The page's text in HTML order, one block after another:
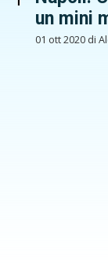
un mini
01 ott 2020 di